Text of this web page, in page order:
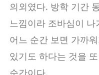
의외였다. 방학 기간
느낌이라 조바심이
어느 순간 보면 가까
있기도 하다는 것을